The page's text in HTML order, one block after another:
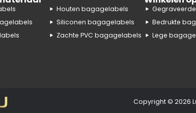
Houten bagagelabels
Siliconen bagagelabels
Zachte PVC bagagelabels
Bedrukte
Lege
Copyright © 2026